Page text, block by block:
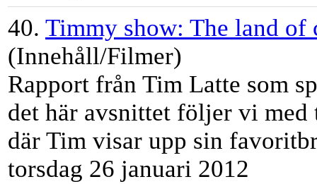
40. Timmy show: The land of
(Innehåll/Filmer)
Rapport från Tim Latte som
det här avsnittet följer vi med
där Tim visar upp sin
torsdag 26 januari 2012